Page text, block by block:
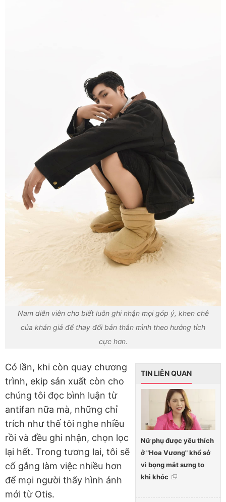
Nam diễn viên cho biết luôn ghi nhận mọi góp ý, khen chê
của khán giả để thay đổi bản thân mình theo hướng tích
cực hơn.
TIN LIÊN QUAN
Nữ phụ được yêu thích
ở "Hoa Vương" khổ sở
vì bọng mắt sưng to
khi khóc
Có lần, khi còn quay chương
trình, ekip sản xuất còn cho
chúng tôi đọc bình luận từ
antifan nữa mà, những chỉ
trích như thế tôi nghe nhiều
rồi và đều ghi nhận, chọn lọc
lại hết. Trong tương lai, tôi sẽ
cố gắng làm việc nhiều hơn
để mọi người thấy hình ảnh
mới từ Otis.